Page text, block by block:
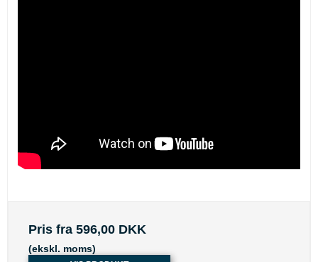
Pris fra 596,00 DKK
(ekskl. moms)